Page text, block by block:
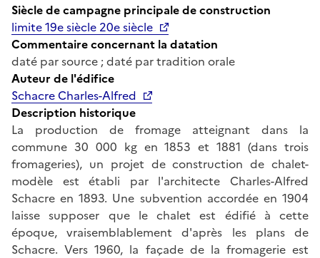
Siècle de campagne principale de construction
limite 19e siècle 20e siècle
Commentaire concernant la datation
daté par source ; daté par tradition orale
Auteur de l'édifice
Schacre Charles-Alfred
Description historique
La production de fromage atteignant dans la
commune 30 000 kg en 1853 et 1881 (dans trois
fromageries), un projet de construction de chalet-
modèle est établi par l'architecte Charles-Alfred
Schacre en 1893. Une subvention accordée en 1904
laisse supposer que le chalet est édifié à cette
époque, vraisemblablement d'après les plans de
Schacre. Vers 1960, la façade de la fromagerie est